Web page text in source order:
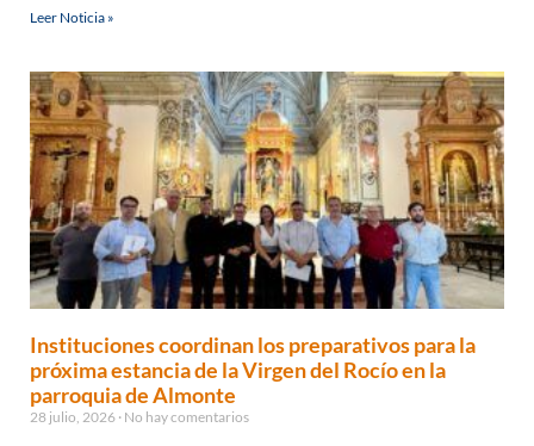
Leer Noticia »
Instituciones coordinan los preparativos para la
próxima estancia de la Virgen del Rocío en la
parroquia de Almonte
28 julio, 2026 No hay comentarios